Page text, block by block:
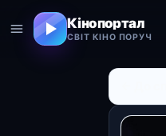
Кінопортал
СВІТ КІНО ПОРУЧ